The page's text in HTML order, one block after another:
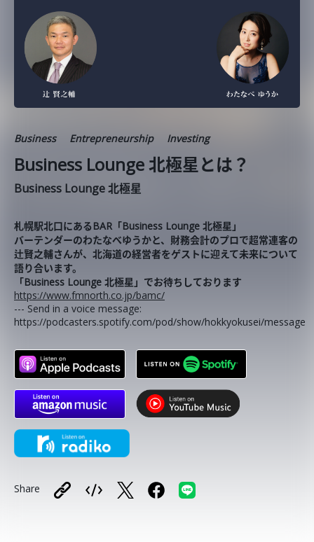
Business Entrepreneurship Investing
Business Lounge 北極星とは？
Business Lounge 北極星
札幌駅北口にあるBAR「Business Lounge 北極星」
バーテンダーのわたなべゆうかと、財務会計のプロで超常連客の
辻賢之輔さんが、北海道の経営者をゲストに迎えて未来について
語り合います。
「Business Lounge 北極星」でお待ちしております
https://www.fmnorth.co.jp/bamc/
--- Send in a voice message:
https://podcasters.spotify.com/pod/show/hokkyokusei/message
Share